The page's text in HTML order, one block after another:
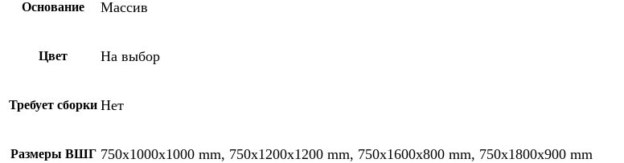
Основание Массив
Цвет На выбор
Требует сборки Нет
Размеры ВШГ 750х1000х1000 mm, 750х1200х1200 mm, 750х1600х800 mm, 750х1800х900 mm